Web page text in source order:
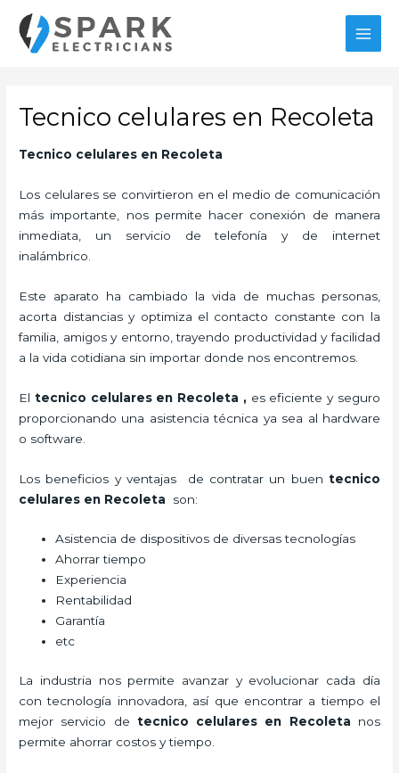
contenido
Tecnico celulares en Recoleta
Tecnico celulares en Recoleta
Los celulares se convirtieron en el medio de comunicación
más importante, nos permite hacer conexión de manera
inmediata, un servicio de telefonía y de internet
inalámbrico.
Este aparato ha cambiado la vida de muchas personas,
acorta distancias y optimiza el contacto constante con la
familia, amigos y entorno, trayendo productividad y facilidad
a la vida cotidiana sin importar donde nos encontremos.
El tecnico celulares en Recoleta ,es eficiente y seguro
proporcionando una asistencia técnica ya sea al hardware
o software.
Los beneficios y ventajas de contratar un buen tecnico
celulares en Recoleta
son:
Asistencia de dispositivos de diversas tecnologías
Ahorrar tiempo
Experiencia
Rentabilidad
Garantía
etc
La industria nos permite avanzar y evolucionar cada día
con tecnología innovadora, así que encontrar a tiempo el
mejor servicio de tecnico celulares en Recoleta nos
permite ahorrar costos y tiempo.